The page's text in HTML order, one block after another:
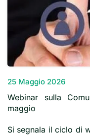
25 Maggio 2026
Webinar sulla
maggio
Si segnala il ciclo di